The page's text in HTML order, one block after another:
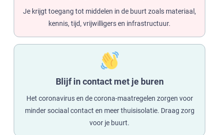
Je krijgt toegang tot middelen in de buurt zoals materiaal,
kennis, tijd, vrijwilligers en infrastructuur.
Blijf in contact met je buren
Het coronavirus en de corona-maatregelen zorgen voor
minder sociaal contact en meer thuisisolatie. Draag zorg
voor je buurt.